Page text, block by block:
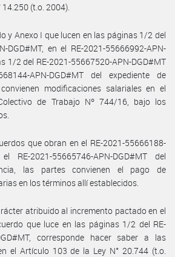
(t.o. 2004).
y Anexo I que lucen en las páginas 1/2 del
DGD#MT, en el RE-2021-55666992-APN-
1/2 del RE-2021-55667520-APN-DGD#MT
APN-DGD#MT del expediente de
modificaciones salariales en el
de Trabajo Nº 744/16, bajo los
que obran en el RE-2021-55666188-
RE-2021-55665746-APN-DGD#MT del
las partes convienen el pago de
en los términos allí establecidos.
atribuido al incremento pactado en el
que luce en las páginas 1/2 del RE-
corresponde hacer saber a las
el Artículo 103 de la Ley N° 20.744 (t.o.